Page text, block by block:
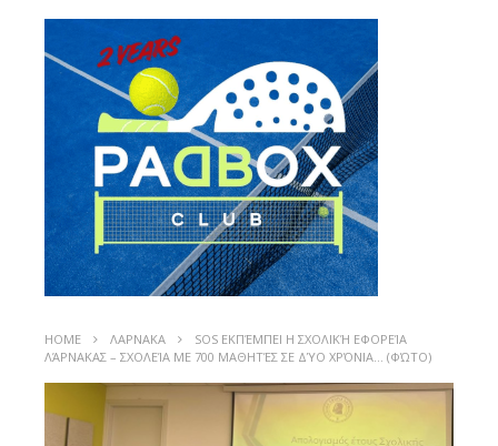
HOME ΛΑΡΝΑΚΑ
SOS ΕΚΠΈΜΠΕΙ Η ΣΧΟΛΙΚΉ ΕΦΟΡΕΊΑ
ΛΆΡΝΑΚΑΣ – ΣΧΟΛΕΊΑ ΜΕ 700 ΜΑΘΗΤΈΣ ΣΕ ΔΎΟ ΧΡΌΝΙΑ… (ΦΏΤΟ)